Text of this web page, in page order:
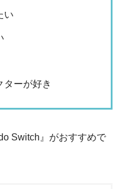
い
ターが好き
Switch』がおすすめで